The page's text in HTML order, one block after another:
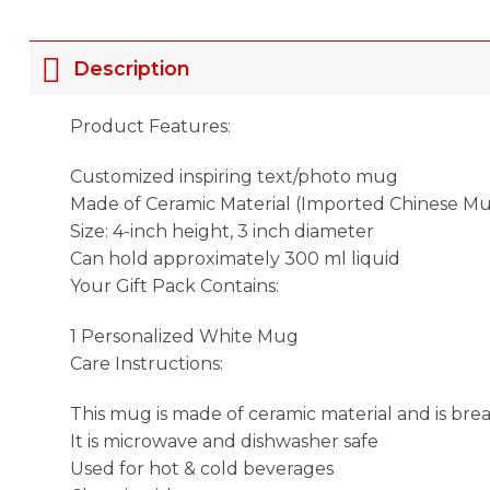
Description
Product Features:
Customized inspiring text/photo mug
Made of Ceramic Material (Imported Chinese
Size: 4-inch height, 3 inch diameter
Can hold approximately 300 ml liquid
Your Gift Pack Contains:
1 Personalized White Mug
Care Instructions:
This mug is made of ceramic material and is
It is microwave and dishwasher safe
Used for hot & cold beverages